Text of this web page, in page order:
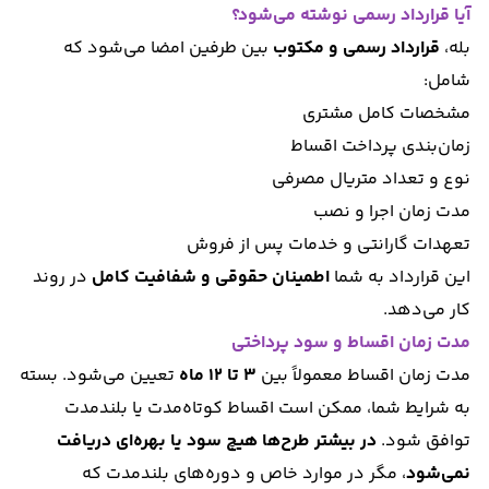
آیا قرارداد رسمی نوشته می‌شود؟
بله، قرارداد رسمی و مکتوب بین طرفین امضا می‌شود که
شامل:
مشخصات کامل مشتری
زمان‌بندی پرداخت اقساط
نوع و تعداد متریال مصرفی
مدت زمان اجرا و نصب
تعهدات گارانتی و خدمات پس از فروش
این قرارداد به شما اطمینان حقوقی و شفافیت کامل در روند
کار می‌دهد.
مدت زمان اقساط و سود پرداختی
مدت زمان اقساط معمولاً بین ۳ تا ۱۲ ماه
تعیین می‌شود. بسته
به شرایط شما، ممکن است اقساط کوتاه‌مدت یا بلندمدت
توافق شود. در بیشتر طرح‌ها هیچ سود یا بهره‌ای دریافت
نمی‌شود، مگر در موارد خاص و دوره‌های بلندمدت که